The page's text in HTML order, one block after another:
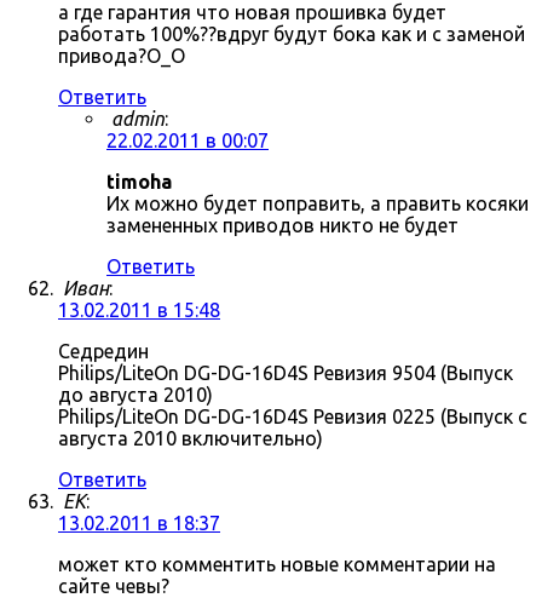
а где гарантия что новая прошивка будет
работать 100%??вдруг будут бока как и с заменой
привода?О_О
Ответить
admin:
22.02.2011 в 00:07
timoha
Их можно будет поправить, а править косяки
замененных приводов никто не будет
Ответить
Иван:
13.02.2011 в 15:48
Седредин
Philips/LiteOn DG-DG-16D4S Ревизия 9504 (Выпуск
до августа 2010)
Philips/LiteOn DG-DG-16D4S Ревизия 0225 (Выпуск с
августа 2010 включительно)
Ответить
ЕK:
13.02.2011 в 18:37
может кто комментить новые комментарии на
сайте чевы?